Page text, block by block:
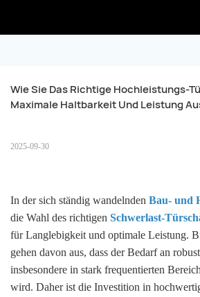
Wie Sie Das Richtige Hochleistungs-
Maximale Haltbarkeit Und Leistung
2025-09-30
In der sich ständig wandelnden Bau- und
die Wahl des richtigen Schwerlast-
für Langlebigkeit und optimale Leistung.
gehen davon aus, dass der Bedarf an
insbesondere in stark frequentierten
wird. Daher ist die Investition in